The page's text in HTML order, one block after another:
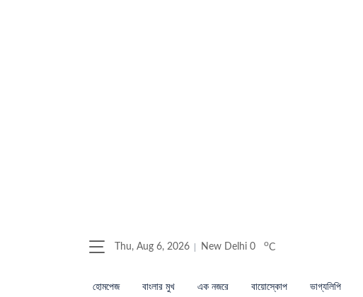
Thu, Aug 6, 2026 New Delhi 0 oC
হোমপেজ বাংলার মুখ এক নজরে বায়োস্কোপ ভাগ্যলিপি